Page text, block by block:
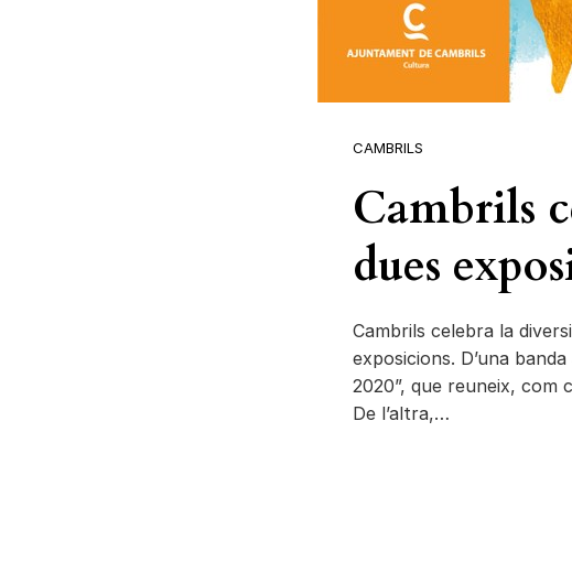
CAMBRILS
Cambrils
dues
Cambrils celebra la
exposicions. D’una
2020”, que reuneix,
De l’altra,…